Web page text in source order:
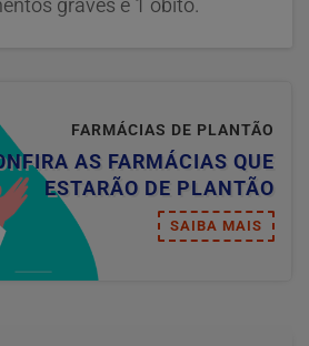
graves e 1 óbito.
FARMÁCIAS DE PLANTÃO
AS FARMÁCIAS QUE
ESTARÃO DE PLANTÃO
SAIBA MAIS